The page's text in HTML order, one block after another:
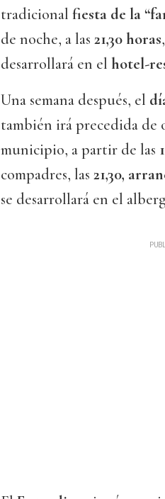
tradicional fiesta de la
de noche, a las 21,30 horas
desarrollará en el hotel-
Una semana después, el
también irá precedida de
municipio, a partir de las
compadres, las 21,30,
se desarrollará en el